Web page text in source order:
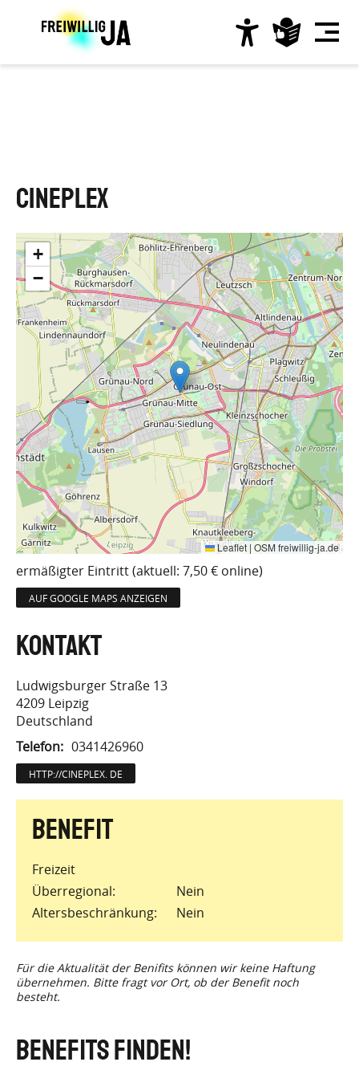
Cineplex
+
−
Leaflet | OSM freiwillig-ja.de
ermäßigter Eintritt (aktuell: 7,50 € online)
AUF GOOGLE MAPS ANZEIGEN
Ludwigsburger Straße 13
4209 Leipzig
Deutschland
Telefon
0341426960
HTTP://CINEPLEX. DE
Freizeit
Überregional
Nein
Altersbeschränkung
Nein
Für die Aktualität der Benifits können wir keine Haftung
übernehmen. Bitte fragt vor Ort, ob der Benefit noch
besteht.
Benefits finden!